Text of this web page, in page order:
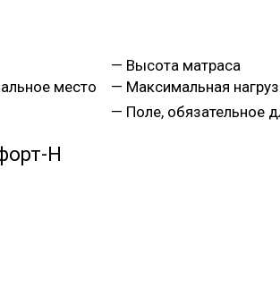
— Высота матраса
— Максимальная
— Поле, обязательное
Н